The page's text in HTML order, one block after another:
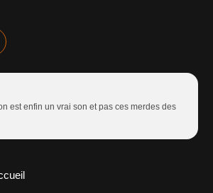
est enfin un vrai son et pas ces merdes des